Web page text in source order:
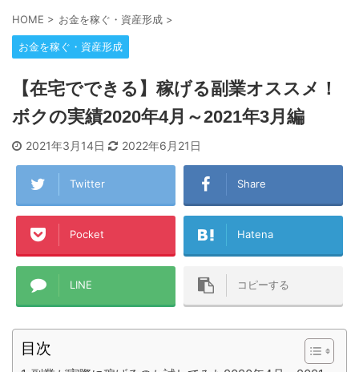
HOME > お金を稼ぐ・資産形成 >
お金を稼ぐ・資産形成
【在宅でできる】稼げる副業オススメ！
ボクの実績2020年4月～2021年3月編
2021年3月14日 2022年6月21日
Twitter Share
Pocket Hatena
LINE コピーする
目次